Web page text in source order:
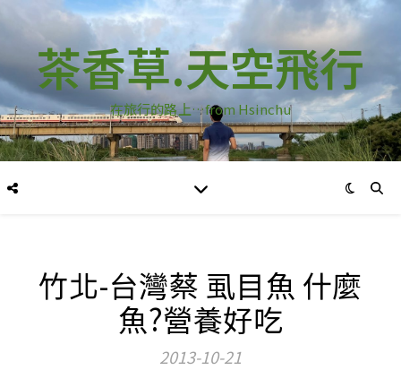
茶香草.天空飛行
在旅行的路上…from Hsinchu
竹北-台灣蔡 虱目魚 什麼
魚?營養好吃
2013-10-21